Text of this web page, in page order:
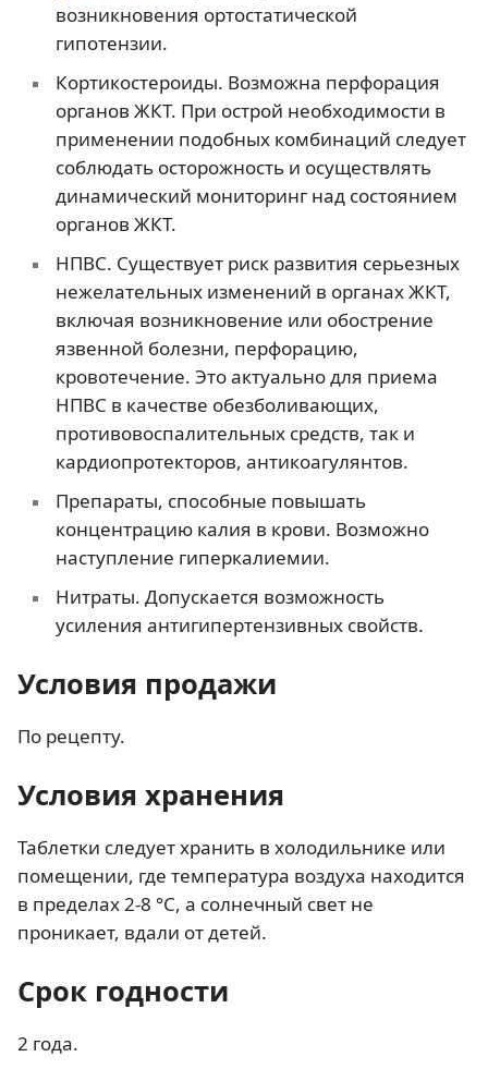
возникновения ортостатической
гипотензии.
Кортикостероиды. Возможна перфорация
органов ЖКТ. При острой необходимости в
применении подобных комбинаций следует
соблюдать осторожность и осуществлять
динамический мониторинг над состоянием
органов ЖКТ.
НПВС. Существует риск развития серьезных
нежелательных изменений в органах ЖКТ,
включая возникновение или обострение
язвенной болезни, перфорацию,
кровотечение. Это актуально для приема
НПВС в качестве обезболивающих,
противовоспалительных средств, так и
кардиопротекторов, антикоагулянтов.
Препараты, способные повышать
концентрацию калия в крови. Возможно
наступление гиперкалиемии.
Нитраты. Допускается возможность
усиления антигипертензивных свойств.
Условия продажи
По рецепту.
Условия хранения
Таблетки следует хранить в холодильнике или
помещении, где температура воздуха находится
в пределах 2-8 °С, а солнечный свет не
проникает, вдали от детей.
Срок годности
2 года.